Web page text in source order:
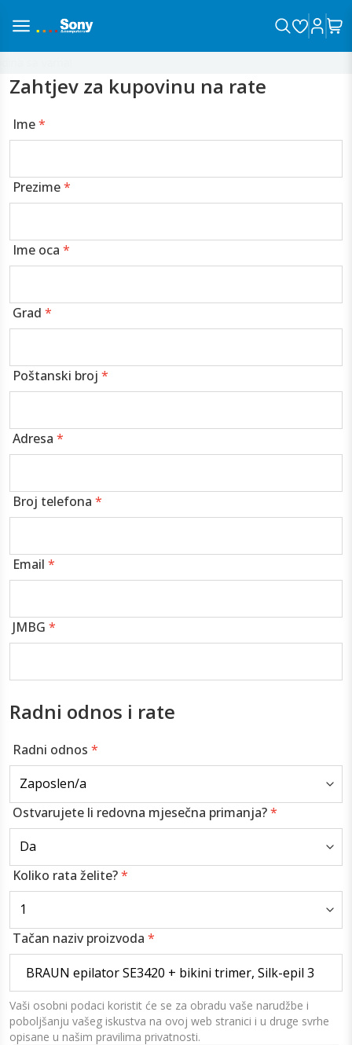
Zahtjev za kupovinu na rate
Ime*
Prezime*
Ime oca *
Grad *
Poštanski broj *
Adresa *
Broj telefona *
Email *
JMBG *
Radni odnos i rate
Radni odnos *
Ostvarujete li redovna mjesečna primanja?*
Koliko rata želite?*
Tačan naziv proizvoda *
Vaši osobni podaci koristit će se za obradu vaše narudžbe i
poboljšanju vašeg iskustva na ovoj web stranici i u druge svrhe
opisane u našim pravilima privatnosti.